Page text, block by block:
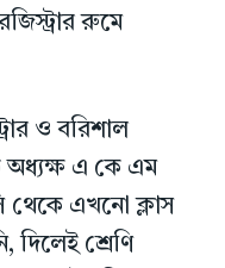
রুমে
ও বরিশাল
অধ্যক্ষ এ কে এম
থেকে এখনো ক্লাস
দিলেই শ্রেণি